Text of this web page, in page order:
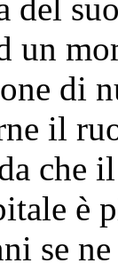
del
un
di
il
che il
è
se